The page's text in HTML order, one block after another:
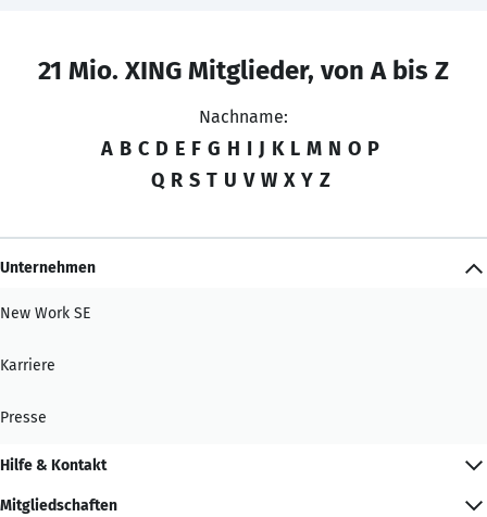
21 Mio. XING Mitglieder, von A bis Z
Nachname:
A B C D E F G H I J K L M N O P
Q R S T U V W X Y Z
Unternehmen
New Work SE
Karriere
Presse
Hilfe & Kontakt
Mitgliedschaften